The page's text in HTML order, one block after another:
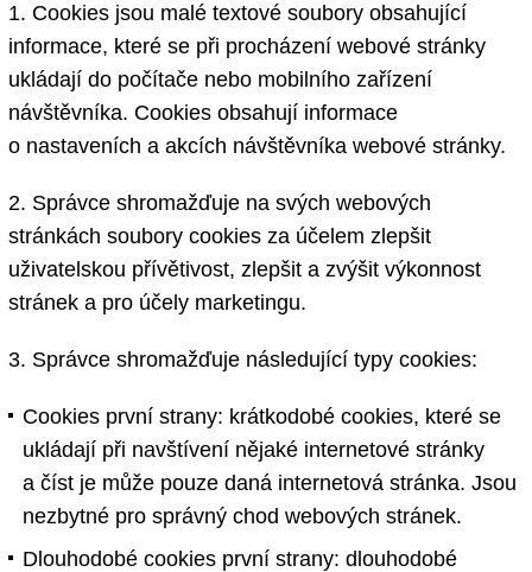
1. Cookies jsou malé textové soubory obsahující
informace, které se při procházení webové stránky
ukládají do počítače nebo mobilního zařízení
návštěvníka. Cookies obsahují informace
o nastaveních a akcích návštěvníka webové stránky.
2. Správce shromažďuje na svých webových
stránkách soubory cookies za účelem zlepšit
uživatelskou přívětivost, zlepšit a zvýšit výkonnost
stránek a pro účely marketingu.
3. Správce shromažďuje následující typy cookies:
Cookies první strany: krátkodobé cookies, které se
ukládají při navštívení nějaké internetové stránky
a číst je může pouze daná internetová stránka. Jsou
nezbytné pro správný chod webových stránek.
Dlouhodobé cookies první strany: dlouhodobé